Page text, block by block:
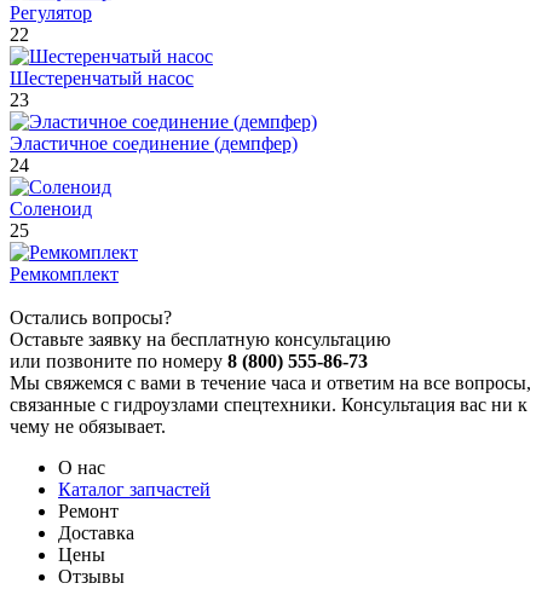
Регулятор
22
Шестеренчатый насос
23
Эластичное соединение (демпфер)
24
Соленоид
25
Ремкомплект
Остались вопросы?
Оставьте заявку на бесплатную консультацию
или позвоните по номеру 8 (800) 555-86-73
Мы свяжемся с вами в течение часа и ответим на все вопросы,
связанные с гидроузлами спецтехники. Консультация вас ни к
чему не обязывает.
О нас
Каталог запчастей
Ремонт
Доставка
Цены
Отзывы